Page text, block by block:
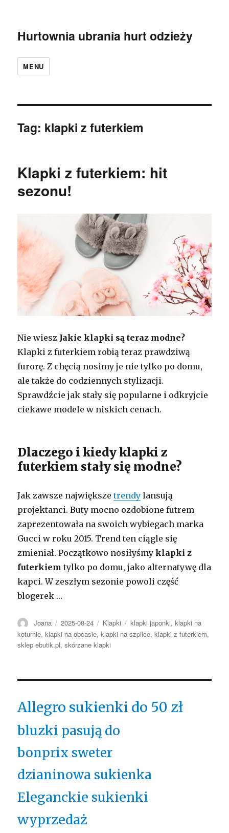
Hurtownia ubrania hurt odzieży
MENU
Tag: klapki z futerkiem
Klapki z futerkiem: hit
sezonu!
Nie wiesz Jakie klapki są teraz modne?
Klapki z futerkiem robią teraz prawdziwą
furorę. Z chęcią nosimy je nie tylko po domu,
ale także do codziennych stylizacji.
Sprawdźcie jak stały się popularne i odkryjcie
ciekawe modele w niskich cenach.
Dlaczego i kiedy klapki z
futerkiem stały się modne?
Jak zawsze największetrendy lansują
projektanci. Buty mocno ozdobione futrem
zaprezentowała na swoich wybiegach marka
Gucci w roku 2015. Trend ten ciągle się
zmieniał. Początkowo nosiłyśmyklapki z
futerkiem tylko po domu, jako alternatywę dla
kapci. W zeszłym sezonie powoli część
blogerek …
Autor
Joana Opublikowano
2025-08-24 Kategorie
Klapki Tagi
klapki japonki,klapki na
koturnie,klapki na obcasie,klapki na szpilce,klapki z futerkiem,
sklep ebutik.pl,skórzane klapki
Allegro sukienki do 50 zł
bluzki pasują do
bonprix sweter
dzianinowa sukienka
Eleganckie sukienki
wyprzedaż